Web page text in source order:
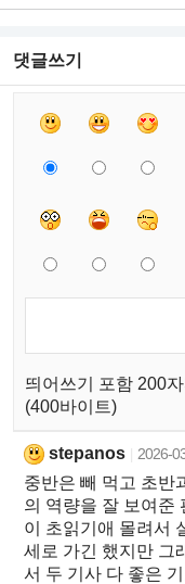
댓글쓰기
띄어쓰기 포함 200
(400바이트)
stepanos 2026-
중반은 빼 먹고 초반
의 역량을 잘 보여준
이 초읽기애 몰려서
세로 가긴 했지만 그
서 두 기사 다 좋은